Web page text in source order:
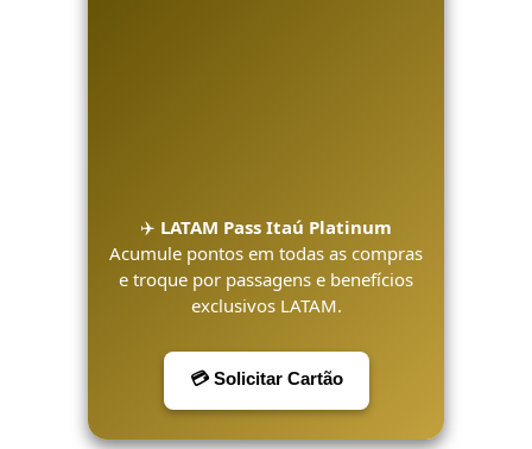
✈️ LATAM Pass Itaú Platinum
Acumule pontos em todas as compras
e troque por passagens e benefícios
exclusivos LATAM.
💳 Solicitar Cartão